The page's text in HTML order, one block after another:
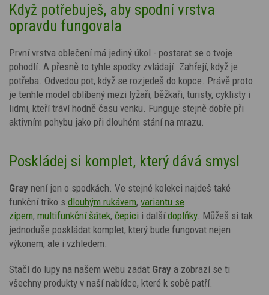
Když potřebuješ, aby spodní vrstva
opravdu fungovala
První vrstva oblečení má jediný úkol - postarat se o tvoje
pohodlí. A přesně to tyhle spodky zvládají. Zahřejí, když je
potřeba. Odvedou pot, když se rozjedeš do kopce. Právě proto
je tenhle model oblíbený mezi lyžaři, běžkaři, turisty, cyklisty i
lidmi, kteří tráví hodně času venku. Funguje stejně dobře při
aktivním pohybu jako při dlouhém stání na mrazu.
Poskládej si komplet, který dává smysl
Gray není jen o spodkách. Ve stejné kolekci najdeš také
funkční triko s dlouhým rukávem, variantu se
zipem, multifunkční šátek, čepici i další doplňky. Můžeš si tak
jednoduše poskládat komplet, který bude fungovat nejen
výkonem, ale i vzhledem.
Stačí do lupy na našem webu zadat Gray a zobrazí se ti
všechny produkty v naší nabídce, které k sobě patří.